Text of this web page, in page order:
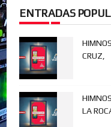
ENTRADAS
CRUZ,
LA